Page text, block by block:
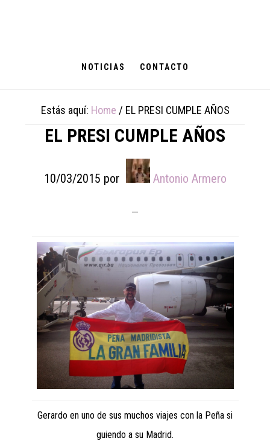
NOTICIAS CONTACTO
Estás aquí: Home / EL PRESI CUMPLE AÑOS
EL PRESI CUMPLE AÑOS
10/03/2015 por Antonio Armero
Gerardo en uno de sus muchos viajes con la Peña si
guiendo a su Madrid.